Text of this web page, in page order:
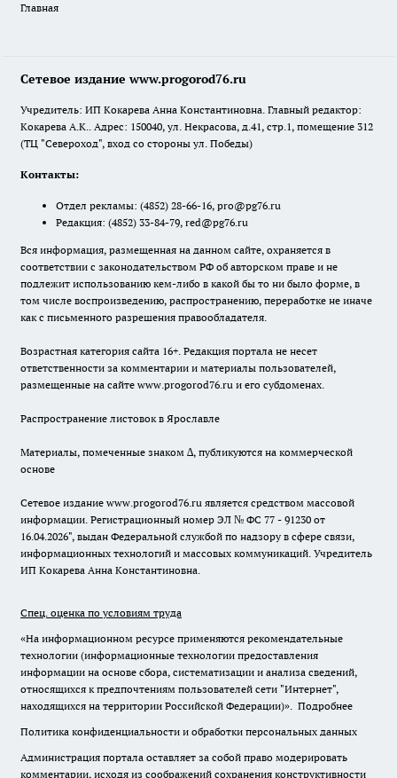
Главная
Сетевое издание www.progorod76.ru
Учредитель: ИП Кокарева Анна Константиновна. Главный редактор:
Кокарева А.К.. Адрес: 150040, ул. Некрасова, д.41, стр.1, помещение 312
(ТЦ "Североход", вход со стороны ул. Победы)
Контакты:
Отдел рекламы: (4852) 28-66-16, pro@pg76.ru
Редакция: (4852) 33-84-79, red@pg76.ru
Вся информация, размещенная на данном сайте, охраняется в
соответствии с законодательством РФ об авторском праве и не
подлежит использованию кем-либо в какой бы то ни было форме, в
том числе воспроизведению, распространению, переработке не иначе
как с письменного разрешения правообладателя.
Возрастная категория сайта 16+. Редакция портала не несет
ответственности за комментарии и материалы пользователей,
размещенные на сайте www.progorod76.ru и его субдоменах.
Распространение листовок в Ярославле
Материалы, помеченные знаком ∆, публикуются на коммерческой
основе
Сетевое издание www.progorod76.ru является средством массовой
информации. Регистрационный номер ЭЛ № ФС 77 - 91230 от
16.04.2026", выдан Федеральной службой по надзору в сфере связи,
информационных технологий и массовых коммуникаций. Учредитель
ИП Кокарева Анна Константиновна.
Спец. оценка по условиям труда
«На информационном ресурсе применяются рекомендательные
технологии (информационные технологии предоставления
информации на основе сбора, систематизации и анализа сведений,
относящихся к предпочтениям пользователей сети "Интернет",
находящихся на территории Российской Федерации)». Подробнее
Политика конфиденциальности и обработки персональных данных
Администрация портала оставляет за собой право модерировать
комментарии, исходя из соображений сохранения конструктивности